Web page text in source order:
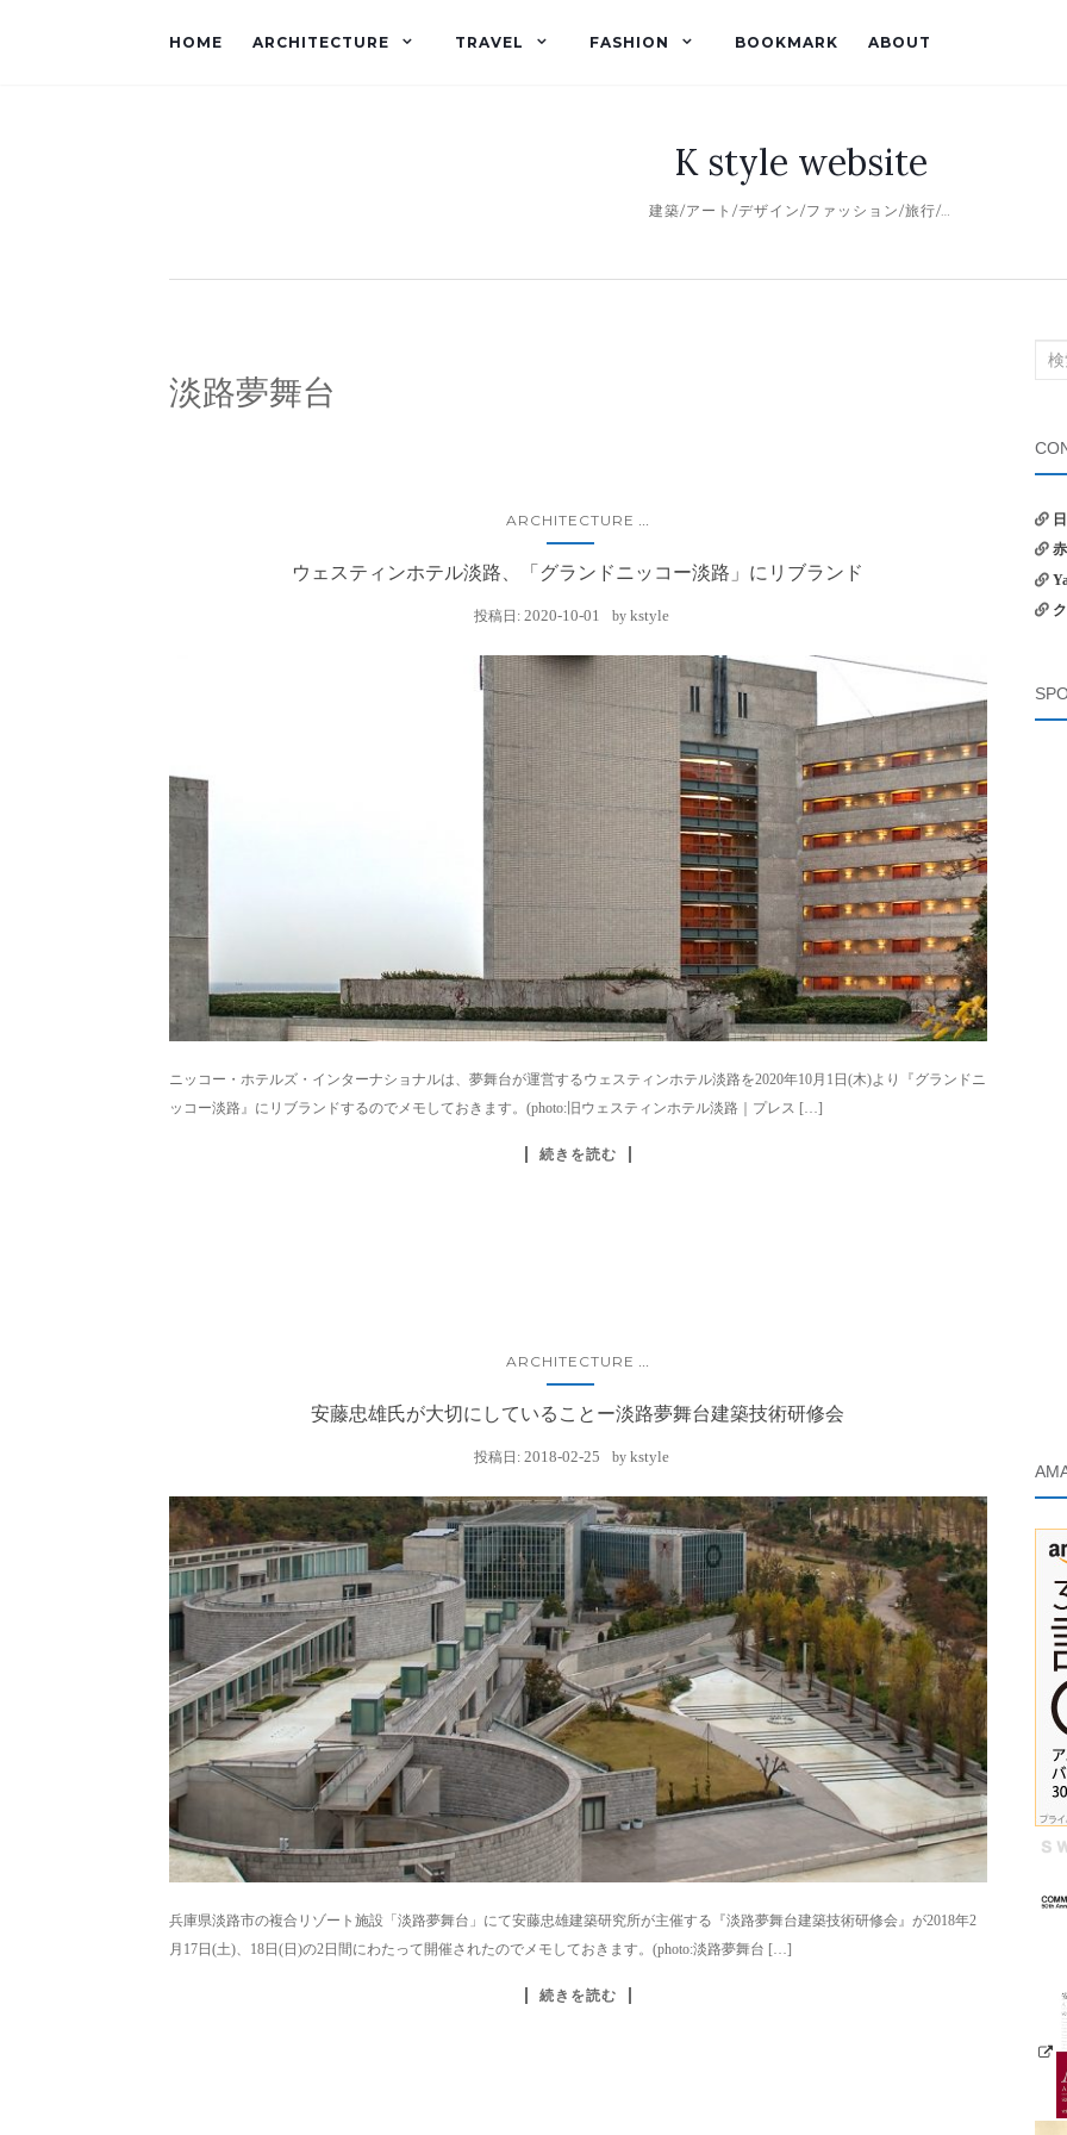
HOME ARCHITECTURE TRAVEL FASHION BOOKMARK ABOUT
K style website
建築/アート/デザイン/ファッション/旅行/…
淡路夢舞台
ARCHITECTURE ...
ウェスティンホテル淡路、「グランドニッコー淡路」にリブランド
投稿日:2020-10-01 bykstyle
ニッコー・ホテルズ・インターナショナルは、夢舞台が運営するウェスティンホテル淡路を2020年10月1日(木)より『グランドニ
ッコー淡路』にリブランドするのでメモしておきます。(photo:旧ウェスティンホテル淡路｜プレス […]
続きを読む
ARCHITECTURE ...
安藤忠雄氏が大切にしていることー淡路夢舞台建築技術研修会
投稿日:2018-02-25 bykstyle
兵庫県淡路市の複合リゾート施設「淡路夢舞台」にて安藤忠雄建築研究所が主催する『淡路夢舞台建築技術研修会』が2018年2
月17日(土)、18日(日)の2日間にわたって開催されたのでメモしておきます。(photo:淡路夢舞台 […]
続きを読む
象: